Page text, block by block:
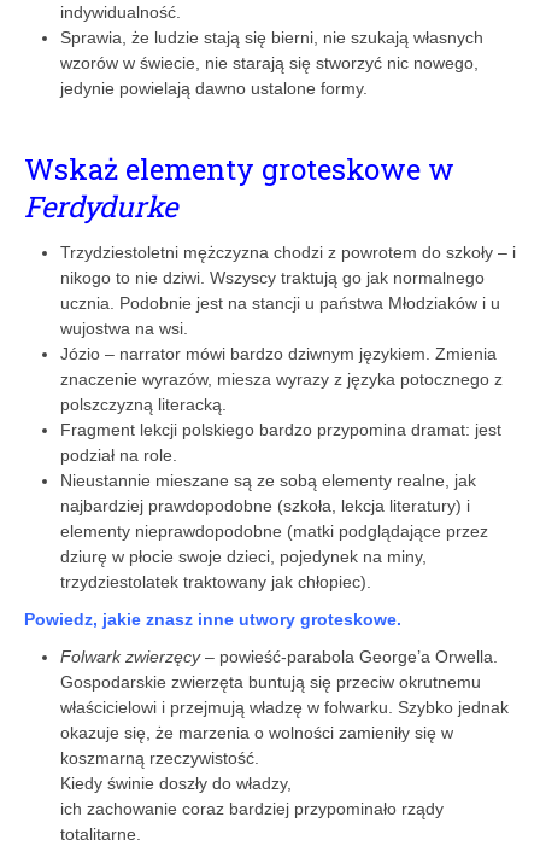
indywidualność.
Sprawia, że ludzie stają się bierni, nie szukają własnych
wzorów w świecie, nie starają się stworzyć nic nowego,
jedynie powielają dawno ustalone formy.
Wskaż elementy groteskowe w
Ferdydurke
Trzydziestoletni mężczyzna chodzi z powrotem do szkoły – i
nikogo to nie dziwi. Wszyscy traktują go jak normalnego
ucznia. Podobnie jest na stancji u państwa Młodziaków i u
wujostwa na wsi.
Józio – narrator mówi bardzo dziwnym językiem. Zmienia
znaczenie wyrazów, miesza wyrazy z języka potocznego z
polszczyzną literacką.
Fragment lekcji polskiego bardzo przypomina dramat: jest
podział na role.
Nieustannie mieszane są ze sobą elementy realne, jak
najbardziej prawdopodobne (szkoła, lekcja literatury) i
elementy nieprawdopodobne (matki podglądające przez
dziurę w płocie swoje dzieci, pojedynek na miny,
trzydziestolatek traktowany jak chłopiec).
Powiedz, jakie znasz inne utwory groteskowe.
Folwark zwierzęcy– powieść-parabola George’a Orwella.
Gospodarskie zwierzęta buntują się przeciw okrutnemu
właścicielowi i przejmują władzę w folwarku. Szybko jednak
okazuje się, że marzenia o wolności zamieniły się w
koszmarną rzeczywistość.
Kiedy świnie doszły do władzy,
ich zachowanie coraz bardziej przypominało rządy
totalitarne.